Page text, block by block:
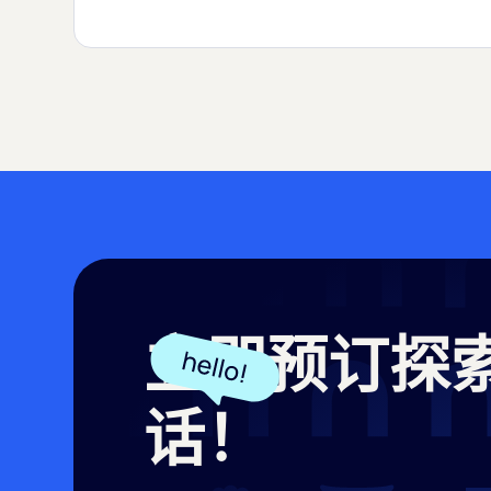
立即预订探
话！